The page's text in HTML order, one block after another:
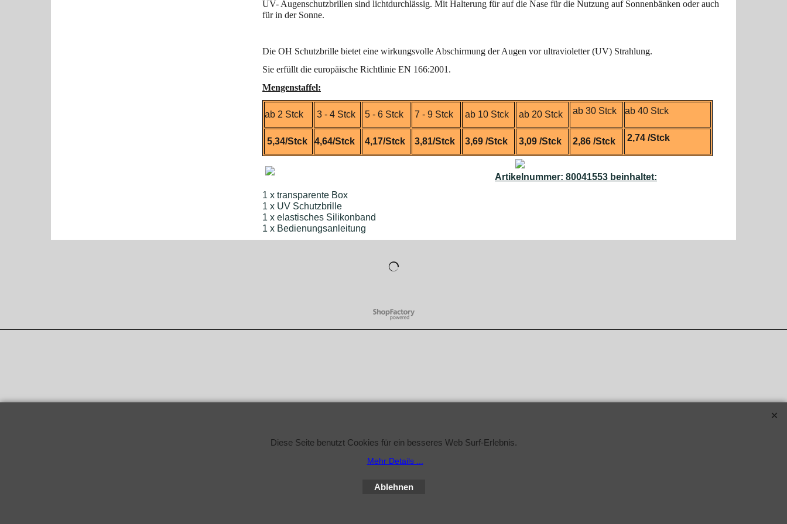
UV- Augenschutzbrillen sind lichtdurchlässig. Mit Halterung für auf die Nase für die Nutzung auf Sonnenbänken oder auch
für in der Sonne.
Die OH Schutzbrille bietet eine wirkungsvolle Abschirmung der Augen vor ultravioletter (UV) Strahlung.
Sie erfüllt die europäische Richtlinie EN 166:2001.
Mengenstaffel:
ab 2 Stck 3 - 4 Stck 5 - 6 Stck 7 - 9 Stck ab 10 Stck ab 20 Stck ab 30 Stck ab 40 Stck
5,34/Stck 4,64/Stck 4,17/Stck 3,81/Stck 3,69 /Stck 3,09 /Stck 2,86 /Stck 2,74 /Stck
Artikelnummer: 80041553 beinhaltet:
1 x transparente Box
1 x UV Schutzbrille
1 x elastisches Silikonband
1 x Bedienungsanleitung
WebShop erstellt mit
ShopFactory Shop
Diese Seite benutzt Cookies für ein besseres Web Surf-Erlebnis.
Mehr Details ...
Ablehnen